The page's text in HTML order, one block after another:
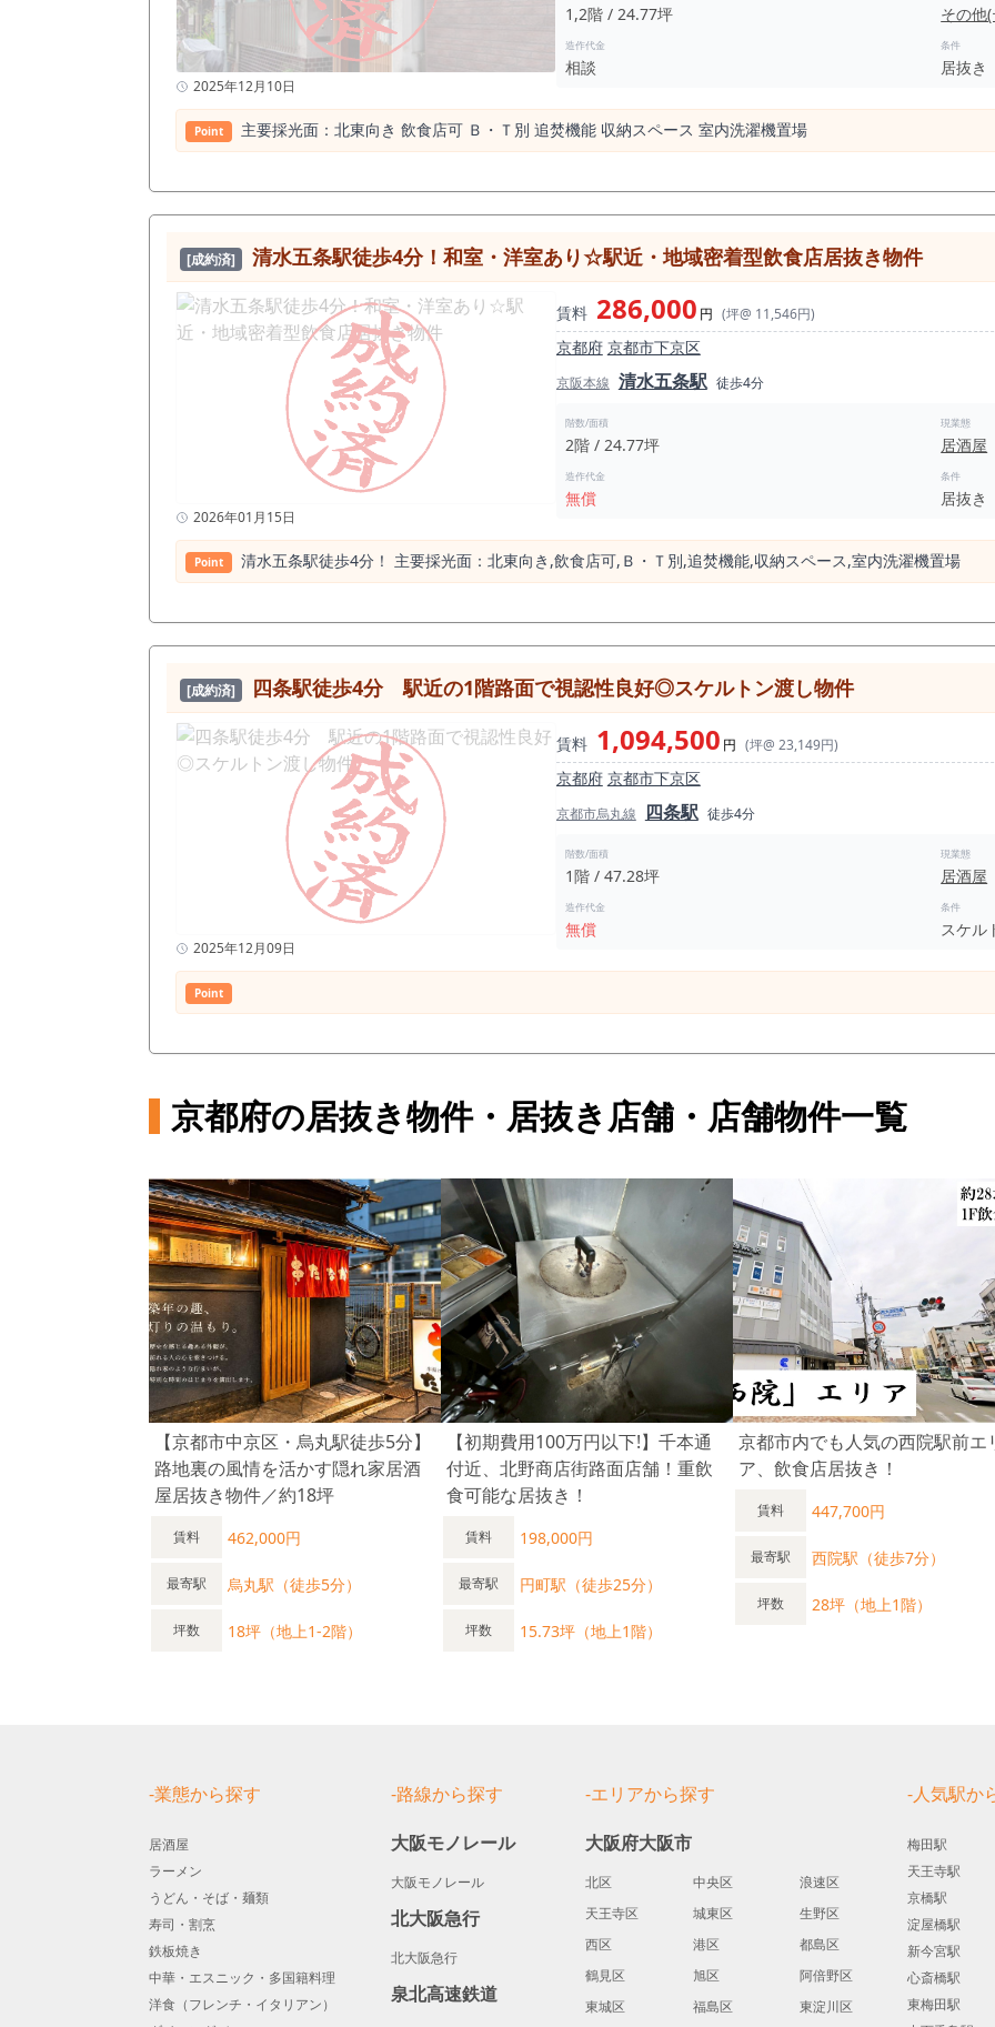
2025年12月10日
1,2階 / 24.77坪 その他
造作代金
相談
条件
居抜き
Point 主要採光⾯：北東向き 飲⾷店可 Ｂ・Ｔ別 追焚機能 収納スペース 室内洗濯機置場
[成約済] 清水五条駅徒歩4分！和室・洋室あり☆駅近・地域密着型飲食店居抜き物件
2026年01月15日
賃料 286,000 円 (坪@ 11,546円)
京都府 京都市下京区
京阪本線 清水五条駅 徒歩4分
階数/面積
2階 / 24.77坪
現業態
居酒屋
造作代金
無償
条件
居抜き
Point 清水五条駅徒歩4分！ 主要採光⾯：北東向き,飲⾷店可,Ｂ・Ｔ別,追焚機能,収納スペース,室内洗濯機置場
[成約済] 四条駅徒歩4分 駅近の1階路面で視認性良好◎スケルトン渡し物件
2025年12月09日
賃料 1,094,500 円 (坪@ 23,149円)
京都府 京都市下京区
京都市烏丸線 四条駅 徒歩4分
階数/面積
1階 / 47.28坪
現業態
居酒屋
造作代金
無償
条件
スケル
Point
京都府の居抜き物件・居抜き店舗・店舗物件一覧
【京都市中京区・烏丸駅徒歩5分】
路地裏の風情を活かす隠れ家居酒
屋居抜き物件／約18坪
賃料 462,000円
最寄駅 烏丸駅（徒歩5分）
坪数 18坪（地上1-2階）
【初期費用100万円以下!】千本通
付近、北野商店街路面店舗！重飲
食可能な居抜き！
賃料 198,000円
最寄駅 円町駅（徒歩25分）
坪数 15.73坪（地上1階）
京都市内でも人気の西院駅前エ
ア、飲食店居抜き！
賃料 447,700円
最寄駅 西院駅（徒歩7分）
坪数 28坪（地上1階）
-業態から探す
居酒屋
ラーメン
うどん・そば・麺類
寿司・割烹
鉄板焼き
中華・エスニック・多国籍料理
洋食（フレンチ・イタリアン）
-路線から探す
大阪モノレール
大阪モノレール
北大阪急行
北大阪急行
泉北高速鉄道
-エリアから探す
大阪府大阪市
北区 中央区
浪速区
天王寺区
城東区
生野区
西区
港区
都島区
鶴見区
旭区
阿倍野区
東城区
福島区 東淀川区
-人気駅か
梅田駅
天王寺駅
京橋駅
淀屋橋駅
新今宮駅
心斎橋駅
東梅田駅